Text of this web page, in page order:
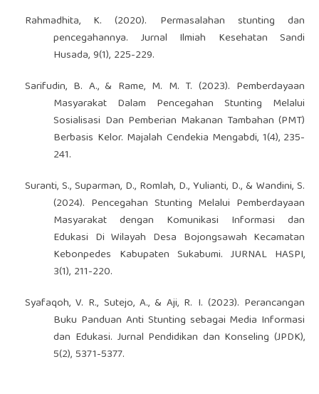
Rahmadhita, K. (2020). Permasalahan stunting dan
pencegahannya. Jurnal Ilmiah Kesehatan Sandi
Husada, 9(1), 225-229.
Sarifudin, B. A., & Rame, M. M. T. (2023). Pemberdayaan
Masyarakat Dalam Pencegahan Stunting Melalui
Sosialisasi Dan Pemberian Makanan Tambahan (PMT)
Berbasis Kelor. Majalah Cendekia Mengabdi, 1(4), 235-
241.
Suranti, S., Suparman, D., Romlah, D., Yulianti, D., & Wandini, S.
(2024). Pencegahan Stunting Melalui Pemberdayaan
Masyarakat dengan Komunikasi Informasi dan
Edukasi Di Wilayah Desa Bojongsawah Kecamatan
Kebonpedes Kabupaten Sukabumi. JURNAL HASPI,
3(1), 211-220.
Syafaqoh, V. R., Sutejo, A., & Aji, R. I. (2023). Perancangan
Buku Panduan Anti Stunting sebagai Media Informasi
dan Edukasi. Jurnal Pendidikan dan Konseling (JPDK),
5(2), 5371-5377.